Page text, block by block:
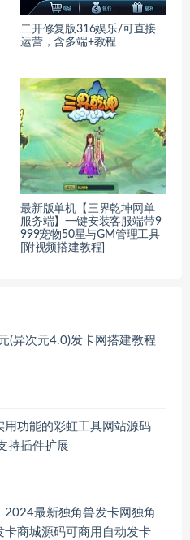
二开修复版316娱乐/可直接
运营，含多端+教程
最新版单机【三界乾坤网单
服务端】一键安装客服端带9
999宠物50星与GM管理工具
[附视频搭建教程]
(异次元4.0)发卡网搭建教程
用功能的彩虹工具网站源码
持插件扩展
最新独角兽发卡网独角
卡商城源码可商用自动发卡